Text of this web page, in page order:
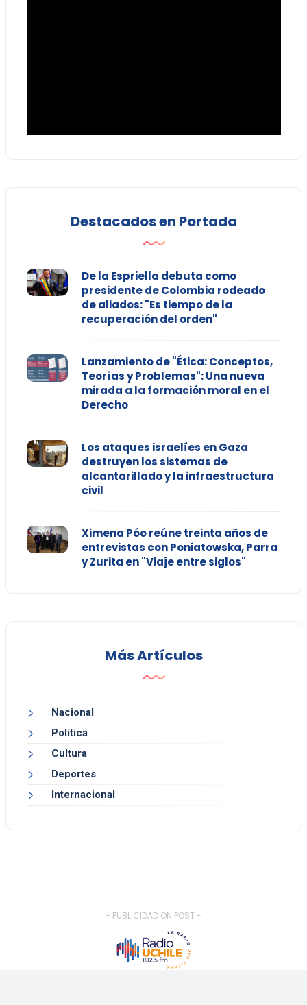
Destacados en Portada
De la Espriella debuta como
presidente de Colombia rodeado
de aliados: "Es tiempo de la
recuperación del orden"
Lanzamiento de "Ética: Conceptos,
Teorías y Problemas": Una nueva
mirada a la formación moral en el
Derecho
Los ataques israelíes en Gaza
destruyen los sistemas de
alcantarillado y la infraestructura
civil
Ximena Póo reúne treinta años de
entrevistas con Poniatowska, Parra
y Zurita en "Viaje entre siglos"
Más Artículos
Nacional
Política
Cultura
Deportes
Internacional
- PUBLICIDAD ON POST -